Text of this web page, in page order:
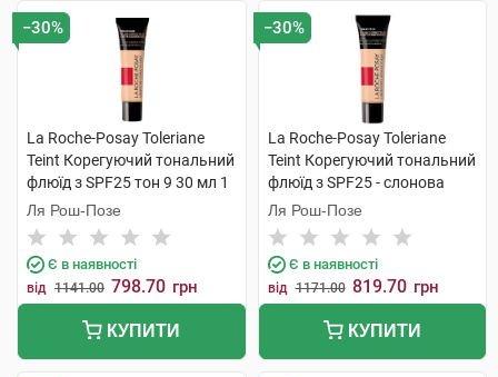
−30%
La Roche-Posay Toleriane
Teint Корегуючий тональний
флюїд з SPF25 тон 9 30 мл 1
туба
Ля Рош-Позе
Є в наявності
від 1141.00 798.70 грн
КУПИТИ
−30%
La Roche-Posay Toleriane
Teint Корегуючий тональний
флюїд з SPF25 - слонова
кістка 30 мл 1 туба
Ля Рош-Позе
Є в наявності
від 1171.00 819.70 грн
КУПИТИ